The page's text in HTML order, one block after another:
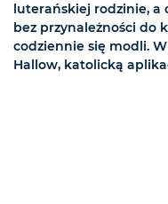
luterańskiej rodzinie, a
bez przynależności do
codziennie się modli. W
Hallow, katolicką